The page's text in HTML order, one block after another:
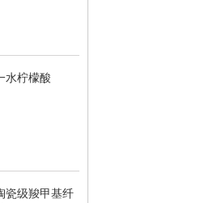
水柠檬酸
瓷级羧甲基纤